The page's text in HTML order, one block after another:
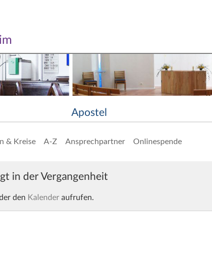
Apostel
& Kreise A-Z Ansprechpartner Onlinespende
in der Vergangenheit
den Kalenderaufrufen.